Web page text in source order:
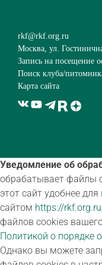
rkf@rkf.org.ru
Москва, ул.
Запись на посещение
Поиск клуба/
Карта сайта
Уведомление об
обрабатывает файлы
этот сайт удобнее
сайтом https://
файлов cookies
Политикой о порядке
Однако вы можете